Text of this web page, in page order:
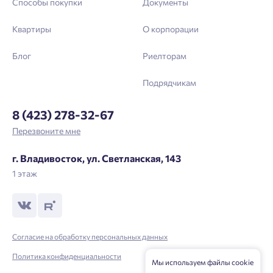
Способы покупки
Квартиры
Блог
Документы
О корпорации
Риелторам
Подрядчикам
8 (423) 278-32-67
Перезвоните мне
г. Владивосток, ул. Светланская, 143
1 этаж
Согласие на обработку персональных данных
Политика конфиденциальности
Мы используем файлы cookie
Нажимая кнопку «Отправить», вы даёте согласие на обработку